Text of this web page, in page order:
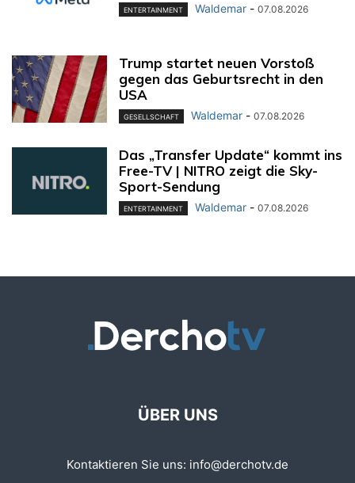
ENTERTAINMENT Waldemar - 07.08.2026
Trump startet neuen Vorstoß
gegen das Geburtsrecht in den
USA
GESELLSCHAFT Waldemar - 07.08.2026
Das „Transfer Update“ kommt ins
Free-TV | NITRO zeigt die Sky-
Sport-Sendung
ENTERTAINMENT Waldemar - 07.08.2026
ÜBER UNS
Kontaktieren Sie uns: info@derchotv.de